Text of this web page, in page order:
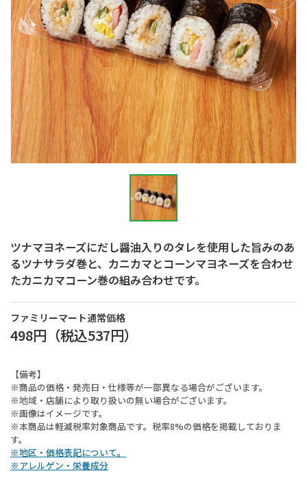
ツナマヨネーズにだし醤油入りのタレを使用した旨みのあ
るツナサラダ巻と、カニカマとコーンマヨネーズを合わせ
たカニカマコーン巻の組み合わせです。
ファミリーマート通常価格
498円 （税込537円）
【備考】
※商品の価格・発売日・仕様等が一部異なる場合がございます。
※地域・店舗により取り扱いの無い場合がございます。
※画像はイメージです。
※本商品は軽減税率対象商品です。税率8%の価格を掲載しておりま
す。
※地区・価格表記について。
※アレルゲン・栄養成分